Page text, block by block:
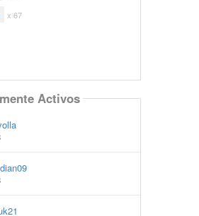
x 67
Activos